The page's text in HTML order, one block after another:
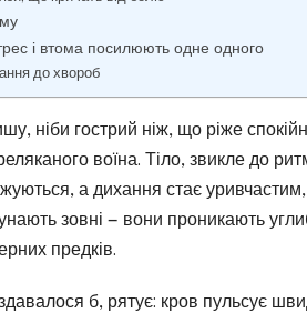
і втома посилюють одне одного
до хвороб
ніби гострий ніж, що ріже
воїна. Тіло, звикле до
а дихання стає
зовні — вони проникають
предків.
б, рятує: кров пульсує